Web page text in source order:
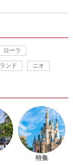
ローラ
ンド ニオ
特集